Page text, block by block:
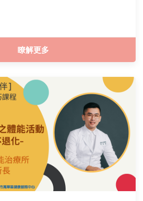
瞭解更多